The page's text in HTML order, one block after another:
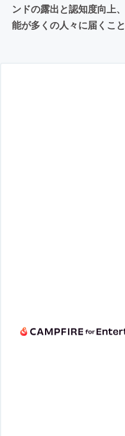
ンドの露出と認知度向上
能が多くの人々に届くこ